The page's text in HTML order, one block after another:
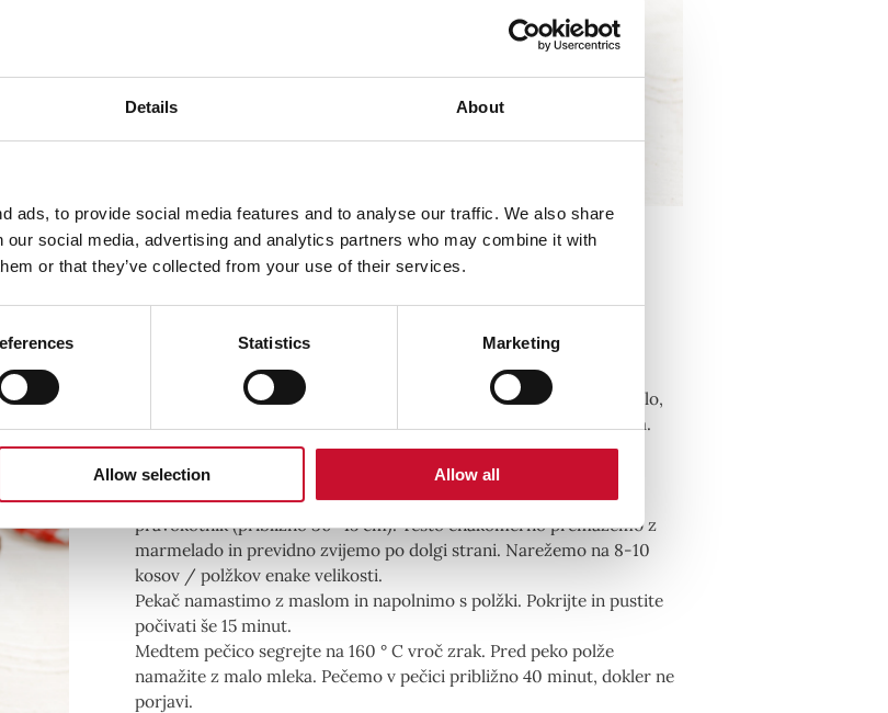
Details About
ads, to provide social media features and to analyse our traffic. We also share
social media, advertising and analytics partners who may combine it with
or that they’ve collected from your use of their services.
Statistics Marketing
Allow selection Allow all
priprava
posodo in premešamo.
Mleko segrejte v ponvi (ne prevroče), dodajte kvas in ga v mleku
raztopite. Mešanici moke dodajte mleko s kvasom, zmehčano maslo,
jajce in jogurt. Gnetemo 5 minut, dokler ne dobimo gladkega testa.
Testo, rahlo namazano z maslom in pljem, v posodi pokrijemo in
pustimo vzhajati približno 45 minut.
Vzhajano testo razvaljamo na rahlo pomokani delovni površini v
pravokotnik (približno 30×45 cm). Testo enakomerno premažemo z
marmelado in previdno zvijemo po dolgi strani. Narežemo na 8-10
kosov / polžkov enake velikosti.
Pekač namastimo z maslom in napolnimo s polžki. Pokrijte in pustite
počivati ​​še 15 minut.
Medtem pečico segrejte na 160 ° C vroč zrak. Pred peko polže
namažite z malo mleka. Pečemo v pečici približno 40 minut, dokler ne
porjavi.